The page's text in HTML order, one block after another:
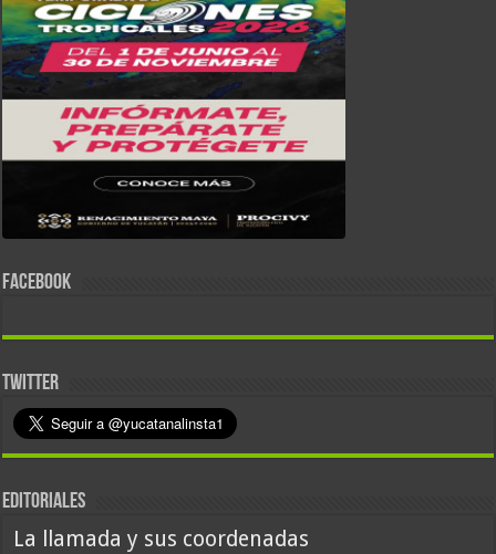
FACEBOOK
TWITTER
EDITORIALES
La llamada y sus coordenadas